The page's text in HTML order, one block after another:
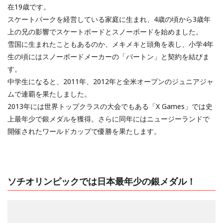
在19歳です。
スケートパークを経営している家庭に生まれ、4歳の頃から3歳年
上の兄の影響でスケートボードとスノーボードを始めました。
雪国に生まれたこともあるのか、メキメキと頭角を表し、小学4年
生の頃にはスノーボードメーカーの「バートン」と契約を結びま
す。
中学生になると、2011年、2012年と全米オープンのジュニアジャ
ムで連覇を果たしました。
2013年には世界トップクラスの大会でもある「X Games」では史
上最年少で銀メダルを獲得。さらに同年にはニュージーランドで
開催されたワールドカップで優勝を果たします。
ソチオリンピックでは日本最年少の銀メダル！